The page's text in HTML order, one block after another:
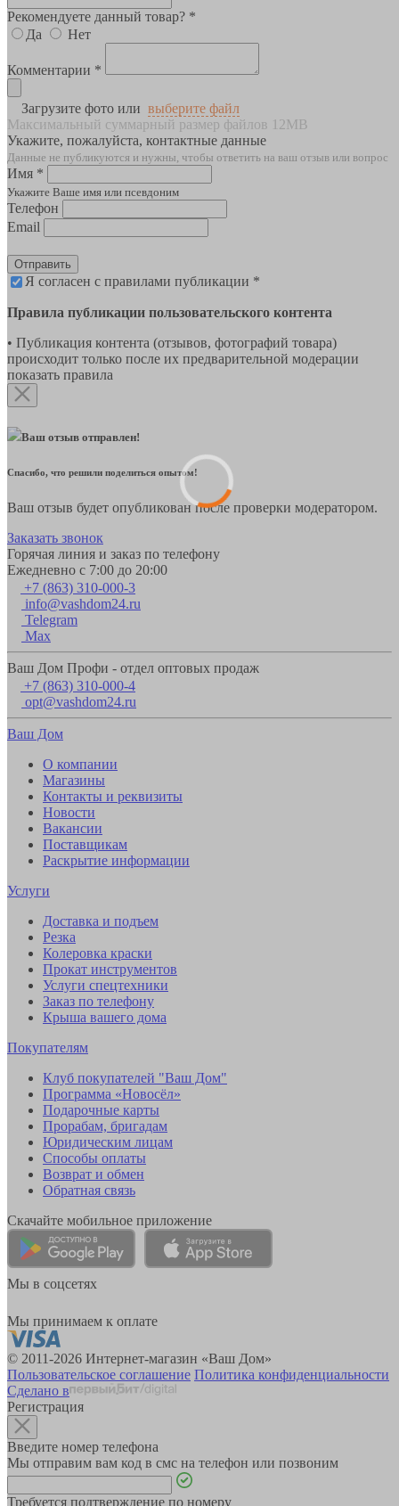
Рекомендуете данный товар? *
Да
Нет
Комментарии *
Загрузите фото или выберите файл
Максимальный суммарный размер файлов 12MB
Укажите, пожалуйста, контактные данные
Данные не публикуются и нужны, чтобы ответить на ваш отзыв или вопрос
Имя *
Укажите Ваше имя или псевдоним
Телефон
Email
Отправить
Я согласен с правилами публикации *
Правила публикации пользовательского контента
• Публикация контента (отзывов, фотографий товара)
происходит только после их предварительной модерации
показать правила
Ваш отзыв отправлен!
Спасибо, что решили поделиться опытом!
Ваш отзыв будет опубликован после проверки модератором.
Заказать звонок
Горячая линия и заказ по телефону
Ежедневно с 7:00 до 20:00
+7 (863) 310-000-3
info@vashdom24.ru
Telegram
Max
Ваш Дом Профи - отдел оптовых продаж
+7 (863) 310-000-4
opt@vashdom24.ru
Ваш Дом
О компании
Магазины
Контакты и реквизиты
Новости
Вакансии
Поставщикам
Раскрытие информации
Услуги
Доставка и подъем
Резка
Колеровка краски
Прокат инструментов
Услуги спецтехники
Заказ по телефону
Крыша вашего дома
Покупателям
Клуб покупателей "Ваш Дом"
Программа «Новосёл»
Подарочные карты
Прорабам, бригадам
Юридическим лицам
Способы оплаты
Возврат и обмен
Обратная связь
Скачайте мобильное приложение
Мы в соцсетях
Мы принимаем к оплате
© 2011-2026 Интернет-магазин «Ваш Дом»
Пользовательское соглашение Политика конфиденциальности
Сделано в
Регистрация
Введите номер телефона
Мы отправим вам код в смс на телефон или позвоним
Требуется подтверждение по номеру